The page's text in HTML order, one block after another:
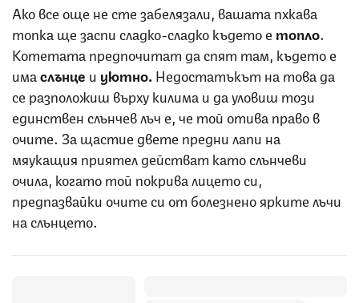
Ако все още не сте забелязали, вашата пхкава
топка ще заспи сладко-сладко където е топло.
Котетата предпочитат да спят там, където е
имаслънце и уютно. Недостатъкът на това да
се разположиш върху килима и да уловиш този
единствен слънчев лъч е, че той отива право в
очите. За щастие двете предни лапи на
мяукащия приятел действат като слънчеви
очила, когато той покрива лицето си,
предпазвайки очите си от болезнено ярките лъчи
на слънцето.